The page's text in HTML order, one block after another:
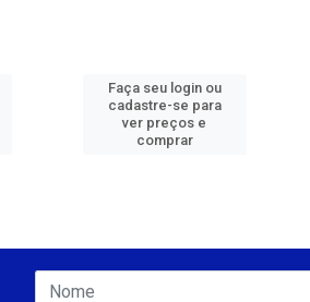
Faça seu login ou
cadastre-se para
ver preços e
comprar